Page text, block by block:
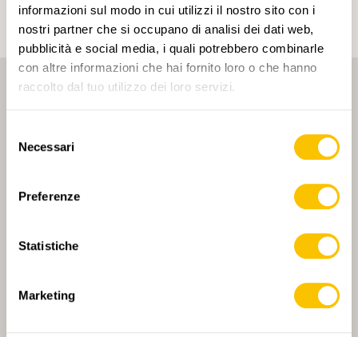
informazioni sul modo in cui utilizzi il nostro sito con i
nostri partner che si occupano di analisi dei dati web,
pubblicità e social media, i quali potrebbero combinarle
con altre informazioni che hai fornito loro o che hanno
raccolto dal tuo utilizzo dei loro servizi.
delNecessari
Preferenze
Statistiche
Marketing